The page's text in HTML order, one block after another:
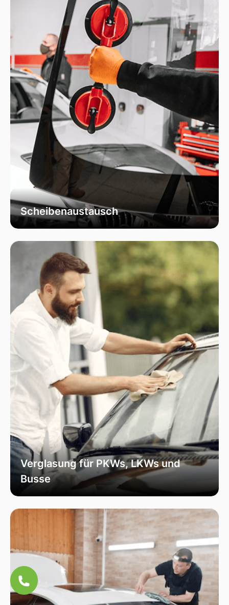
Schäden durch unser spezialisiertes Verfahren,
das die Integrität Ihrer Scheibe effektiv
wiederherstellt.
Scheibenaustausch
Bei uns erhalten Sie einen fachgerechten
Fahrzeugscheiben. Wir verwenden
ausschließlich hochwertiges Autoglas, das
speziell für Ihr Fahrzeugmodell geeignet ist, um
optimale Sicht und Sicherheit zu garantieren.
Verglasung für PKWs, LKWs und
Busse
Unsere Verglasungsdienste umfassen alle
Lastkraftwagen bis hin zu Bussen. Wir sorgen
für eine fachmännische Installation und hohe
Qualität, um die Sicherheit und Funktionalität
Ihres Fahrzeugs zu erhöhen.